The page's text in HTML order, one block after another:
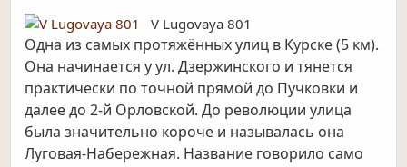
V Lugovaya 801
Одна из самых протяжённых улиц в Курске (5 км).
Она начинается у ул. Дзержинского и тянется
практически по точной прямой до Пучковки и
далее до 2-й Орловской. До революции улица
была значительно короче и называлась она
Луговая-Набережная. Название говорило само